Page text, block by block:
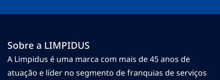
Sobre a LIMPIDUS
A Limpidus é uma marca com mais de 45 anos de
atuação e líder no segmento de franquias de serviços